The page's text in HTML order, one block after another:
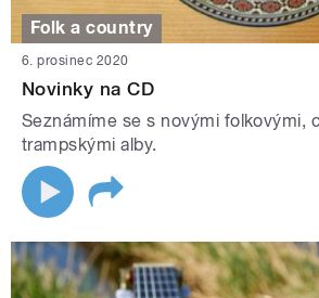
Folk a country
6. prosinec 2020
Novinky na CD
Seznámíme se s novými folkovými,
trampskými alby.